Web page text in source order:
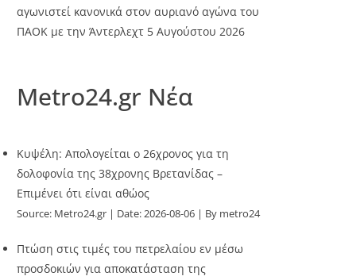
αγωνιστεί κανονικά στον αυριανό αγώνα του
ΠΑΟΚ με την Άντερλεχτ 5 Αυγούστου 2026
Metro24.gr Νέα
Κυψέλη: Απολογείται ο 26χρονος για τη
δολοφονία της 38χρονης Βρετανίδας –
Επιμένει ότι είναι αθώος
Source: Metro24.gr Date: 2026-08-06 By metro24
Πτώση στις τιμές του πετρελαίου εν μέσω
προσδοκιών για αποκατάσταση της